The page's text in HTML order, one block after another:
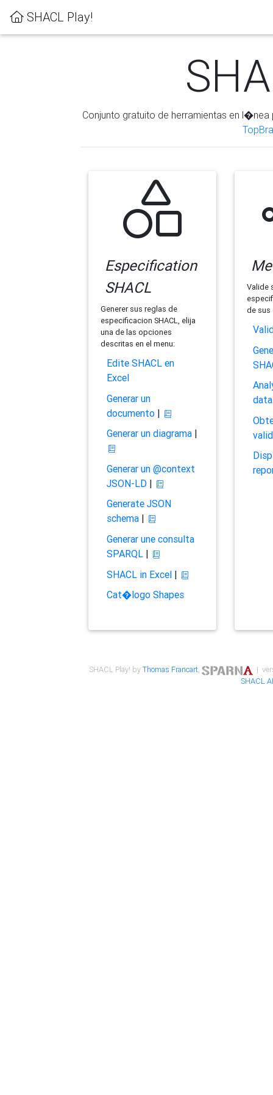
SHACL Play!
Conjunto gratuito de herramientas en
Especification
SHACL
Generer sus reglas de
especificacion SHACL, elija
una de las opciones
descritas en el menu:
Edite SHACL en
Excel
Generar un
documento|
Generar un diagrama|
Generar un @context
JSON-LD|
Generate JSON
schema|
Generar une consulta
SPARQL|
SHACL in Excel|
Cat�logo Shapes
Valide
de sus
SHACL Play! byThomas Francart,
|
SHACL